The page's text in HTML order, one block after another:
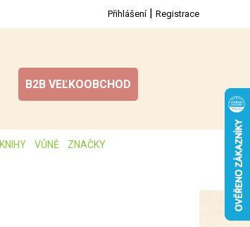
Přihlášení| Registrace
B2B VEĽKOOBCHOD
KNIHY VŮNĚ ZNAČKY